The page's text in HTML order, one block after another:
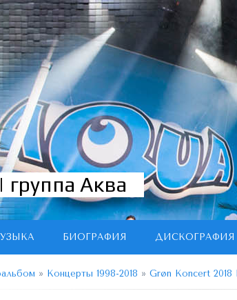
группа Аква
БИОГРАФИЯ ДИСКОГРАФИЯ
» Концерты 1998-2018 » Grøn Koncert 2018